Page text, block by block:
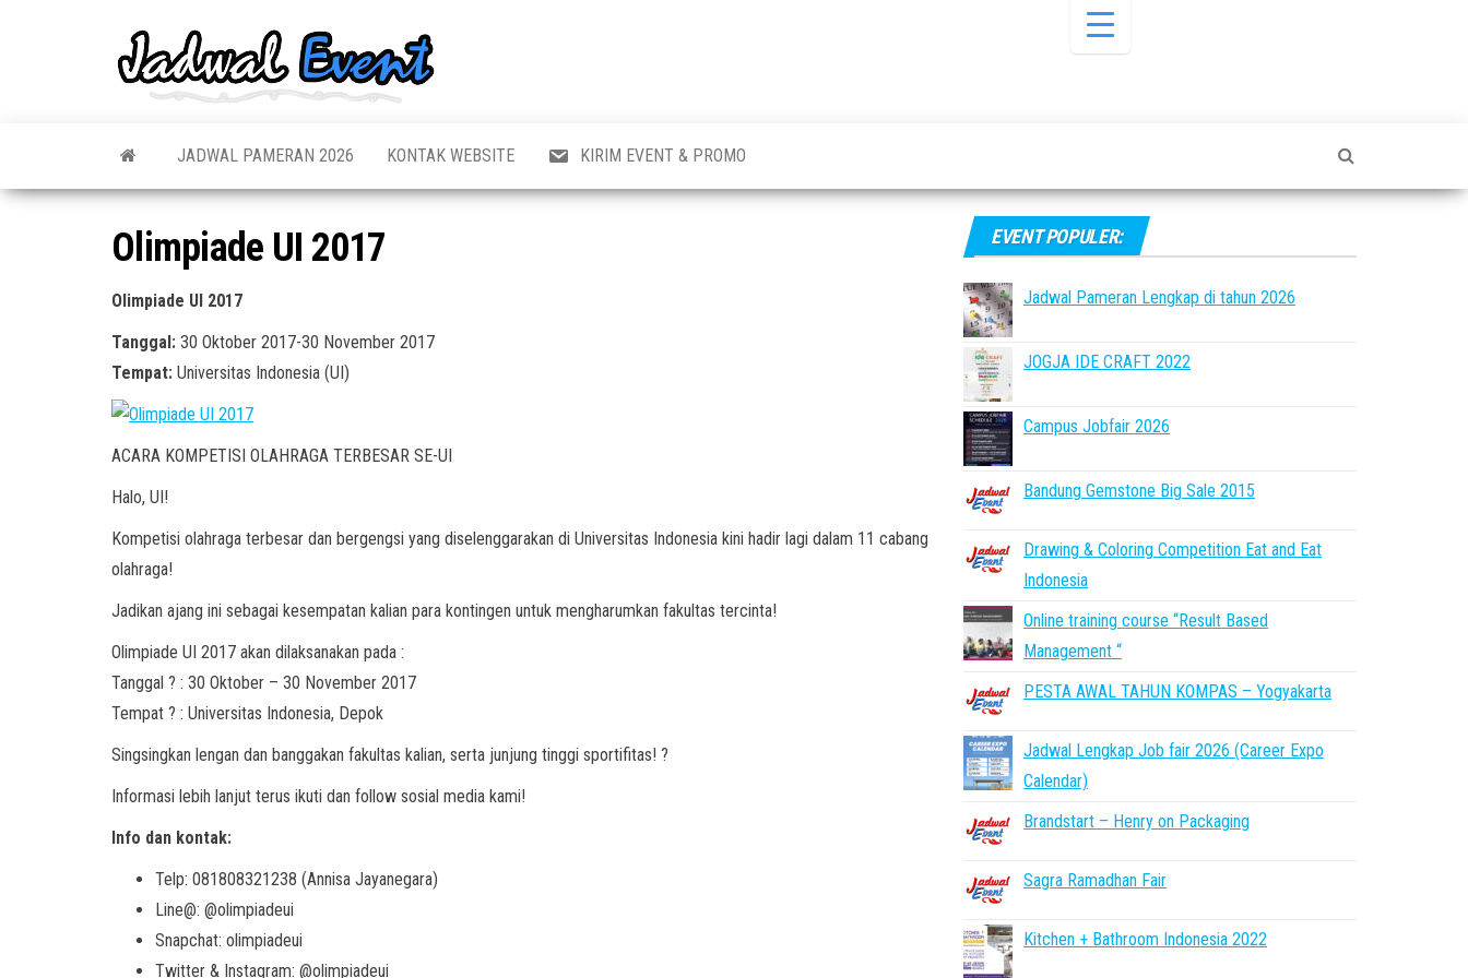
Pameran,
Acara &
Seminar,
Bazaar,
JADWAL PAMERAN 2026 KONTAK WEBSITE KIRIM EVENT & PROMO
Olimpiade UI 2017
Olimpiade UI 2017
Tanggal: 30 Oktober 2017-30 November 2017
Tempat: Universitas Indonesia (UI)
ACARA KOMPETISI OLAHRAGA TERBESAR SE-UI
Halo, UI!
Kompetisi olahraga terbesar dan bergengsi yang diselenggarakan di Universitas Indonesia kini hadir lagi dalam 11 cabang
olahraga!
Jadikan ajang ini sebagai kesempatan kalian para kontingen untuk mengharumkan fakultas tercinta!
Olimpiade UI 2017 akan dilaksanakan pada :
Tanggal ? : 30 Oktober – 30 November 2017
Tempat ? : Universitas Indonesia, Depok
Singsingkan lengan dan banggakan fakultas kalian, serta junjung tinggi sportifitas! ?
Informasi lebih lanjut terus ikuti dan follow sosial media kami!
Info dan kontak:
Telp: 081808321238 (Annisa Jayanegara)
Line@: @olimpiadeui
Snapchat: olimpiadeui
Twitter & Instagram: @olimpiadeui
EVENT POPULER:
Jadwal Pameran Lengkap di tahun 2026
JOGJA IDE CRAFT 2022
Campus Jobfair 2026
Bandung Gemstone Big Sale 2015
Drawing & Coloring Competition Eat and Eat
Indonesia
Online training course “Result Based
Management “
PESTA AWAL TAHUN KOMPAS – Yogyakarta
Jadwal Lengkap Job fair 2026 (Career Expo
Calendar)
Brandstart – Henry on Packaging
Sagra Ramadhan Fair
Kitchen + Bathroom Indonesia 2022